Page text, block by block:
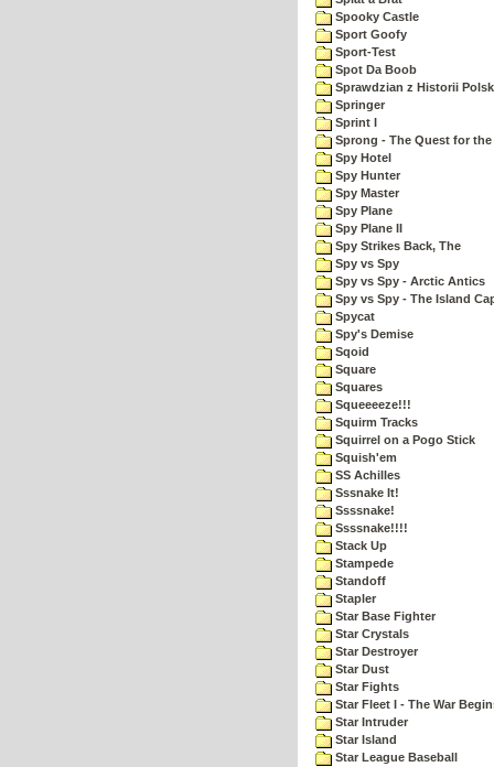
Spooky Castle
Sport Goofy
Sport-Test
Spot Da Boob
Sprawdzian z Historii
Springer
Sprint I
Sprong - The Quest for
Spy Hotel
Spy Hunter
Spy Master
Spy Plane
Spy Plane II
Spy Strikes Back, The
Spy vs Spy
Spy vs Spy - Arctic Antics
Spy vs Spy - The Island
Spycat
Spy's Demise
Sqoid
Square
Squares
Squeeeeze!!!
Squirm Tracks
Squirrel on a Pogo Stick
Squish'em
SS Achilles
Sssnake It!
Ssssnake!
Ssssnake!!!!
Stack Up
Stampede
Standoff
Stapler
Star Base Fighter
Star Crystals
Star Destroyer
Star Dust
Star Fights
Star Fleet I - The War
Star Intruder
Star Island
Star League Baseball